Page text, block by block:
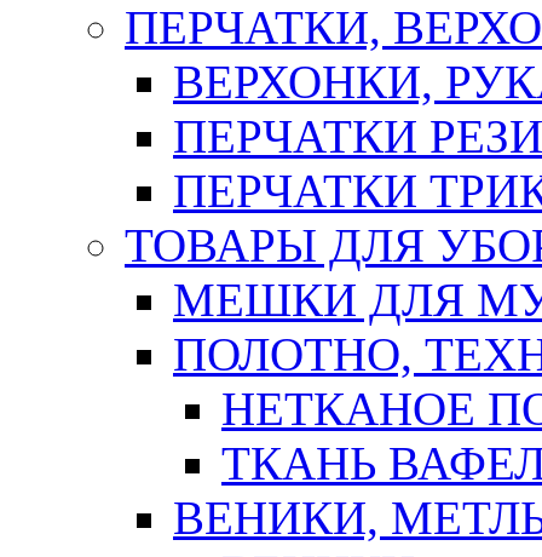
ПЕРЧАТКИ,
ВЕРХОНКИ,
ПЕРЧАТКИ
ПЕРЧАТКИ
ТОВАРЫ ДЛЯ
МЕШКИ ДЛЯ
ПОЛОТНО,
НЕТКАНОЕ
ТКАНЬ
ВЕНИКИ,